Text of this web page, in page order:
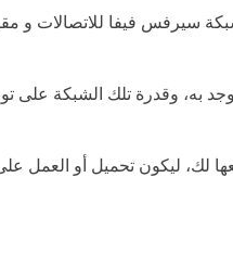
سيرفس فيفا للاتصالات و
وقدرة تلك الشبكة على
لك، ليكون تحميل أو العمل